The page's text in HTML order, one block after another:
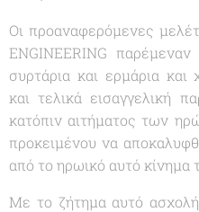
Οι προαναφερόμενες
ENGINEERING
συρτάρια και ερμάρια και
και τελικά εισαγγελική
κατόπιν αιτήματος των
προκειμένου να
από το ηρωικό αυτό κίνημα
Με το ζήτημα αυτό